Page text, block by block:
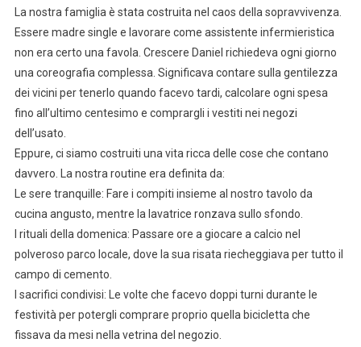
La nostra famiglia è stata costruita nel caos della sopravvivenza.
Essere madre single e lavorare come assistente infermieristica
non era certo una favola. Crescere Daniel richiedeva ogni giorno
una coreografia complessa. Significava contare sulla gentilezza
dei vicini per tenerlo quando facevo tardi, calcolare ogni spesa
fino all’ultimo centesimo e comprargli i vestiti nei negozi
dell’usato.
Eppure, ci siamo costruiti una vita ricca delle cose che contano
davvero. La nostra routine era definita da:
Le sere tranquille: Fare i compiti insieme al nostro tavolo da
cucina angusto, mentre la lavatrice ronzava sullo sfondo.
I rituali della domenica: Passare ore a giocare a calcio nel
polveroso parco locale, dove la sua risata riecheggiava per tutto il
campo di cemento.
I sacrifici condivisi: Le volte che facevo doppi turni durante le
festività per potergli comprare proprio quella bicicletta che
fissava da mesi nella vetrina del negozio.